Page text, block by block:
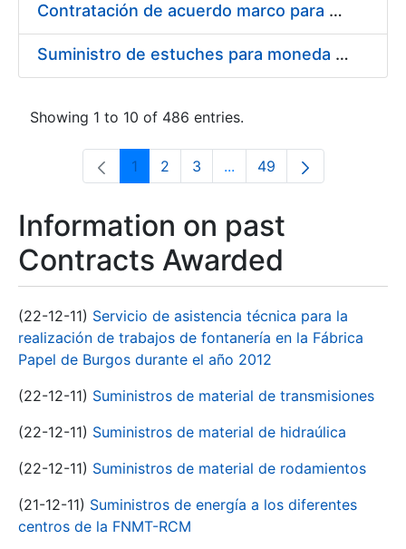
Contratación de acuerdo marco para el Suministro de Material de Electricidad para la Fábrica Nacional de Moneda y Timbre-Real Casa de la Moneda en su centro de trabajo de Burgos
Suministro de estuches para moneda de 30 €
Showing 1 to 10 of 486 entries.
Page
1 Page
2 Page
3 ...Intermediate Pages Use
Page
49
Information on past
Contracts Awarded
(22-12-11) Servicio de asistencia técnica para la
realización de trabajos de fontanería en la Fábrica
Papel de Burgos durante el año 2012
(22-12-11) Suministros de material de transmisiones
(22-12-11) Suministros de material de hidraúlica
(22-12-11) Suministros de material de rodamientos
(21-12-11) Suministros de energía a los diferentes
centros de la FNMT-RCM